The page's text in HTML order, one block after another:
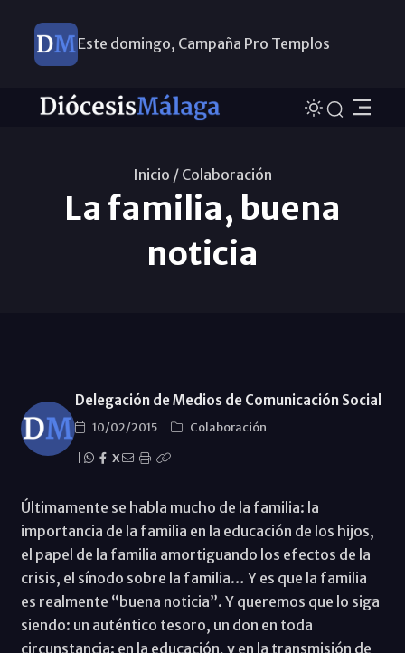
Este domingo, Campaña Pro Templos
Inicio / Colaboración
La familia, buena
noticia
Delegación de Medios de Comunicación Social
10/02/2015
Colaboración
X
Últimamente se habla mucho de la familia: la
importancia de la familia en la educación de los hijos,
el papel de la familia amortiguando los efectos de la
crisis, el sínodo sobre la familia… Y es que la familia
es realmente “buena noticia”. Y queremos que lo siga
siendo: un auténtico tesoro, un don en toda
circunstancia: en la educación, y en la transmisión de